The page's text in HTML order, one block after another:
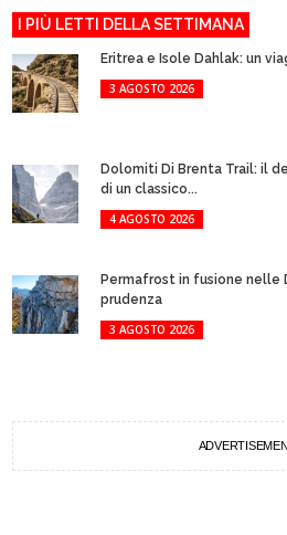
I PIÙ LETTI DELLA SETTIMANA
Eritrea e Isole Dahlak: un
3 AGOSTO 2026
Dolomiti Di Brenta Trail: il
di un classico...
4 AGOSTO 2026
Permafrost in fusione nelle
prudenza
3 AGOSTO 2026